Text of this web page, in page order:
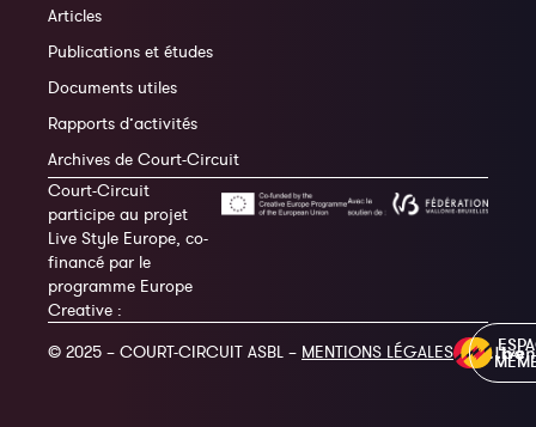
Articles
Publications et études
Documents utiles
Rapports d’activités
Archives de Court-Circuit
Court-Circuit
participe au projet
Live Style Europe, co-
financé par le
programme Europe
Creative :
© 2025 – COURT-CIRCUIT ASBL – MENTIONS LÉGALES